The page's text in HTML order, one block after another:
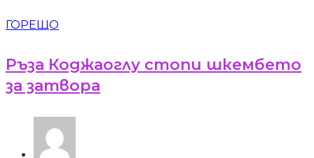
ГОРЕЩО
Ръза Коджаоглу стопи шкембето
за затвора